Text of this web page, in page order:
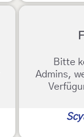
Bitte
Admins,